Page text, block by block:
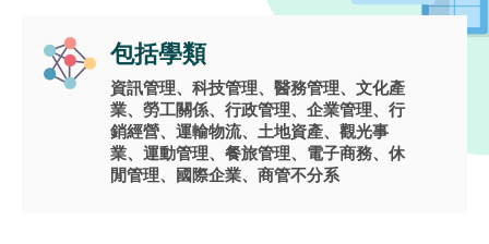
Self - Directed
Learning
門拓教你如何規劃、撰寫自主學習計
包括學類
資訊管理、科技管理、醫務管理、文化產
業、勞工關係、行政管理、企業管理、行
銷經營、運輸物流、土地資產、觀光事
業、運動管理、餐旅管理、電子商務、休
閒管理、國際企業、商管不分系